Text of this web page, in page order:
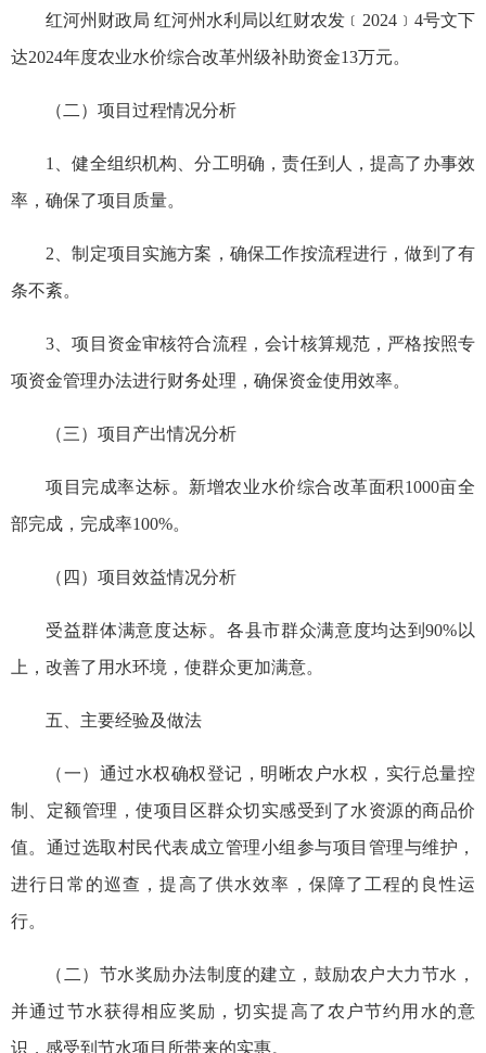
红河州财政局 红河州水利局以红财农发﹝2024﹞4号文下
达2024年度农业水价综合改革州级补助资金13万元。
（二）项目过程情况分析
1、健全组织机构、分工明确，责任到人，提高了办事效
率，确保了项目质量。
2、制定项目实施方案，确保工作按流程进行，做到了有
条不紊。
3、项目资金审核符合流程，会计核算规范，严格按照专
项资金管理办法进行财务处理，确保资金使用效率。
（三）项目产出情况分析
项目完成率达标。新增农业水价综合改革面积1000亩全
部完成，完成率100%。
（四）项目效益情况分析
受益群体满意度达标。各县市群众满意度均达到90%以
上，改善了用水环境，使群众更加满意。
五、主要经验及做法
（一）通过水权确权登记，明晰农户水权，实行总量控
制、定额管理，使项目区群众切实感受到了水资源的商品价
值。通过选取村民代表成立管理小组参与项目管理与维护，
进行日常的巡查，提高了供水效率，保障了工程的良性运
行。
（二）节水奖励办法制度的建立，鼓励农户大力节水，
并通过节水获得相应奖励，切实提高了农户节约用水的意
识，感受到节水项目所带来的实惠。